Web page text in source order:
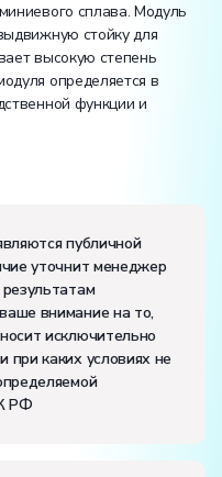
сплава. Модуль
стойку для
высокую степень
определяется в
функции и
1700
током:
˚С:+10…+35
публичной
уточнит менеджер
внимание на то,
исключительно
каких условиях не
РФ